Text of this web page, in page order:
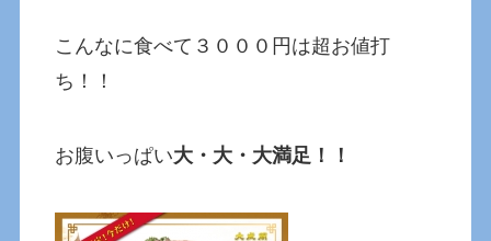
こんなに食べて３０００円は超お値打
ち！！
お腹いっぱい大・大・大満足！！